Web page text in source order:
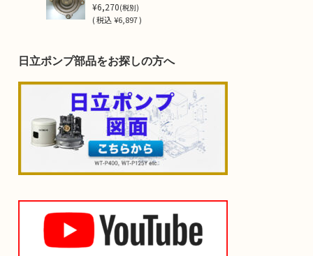
¥6,270(税別)
(税込¥6,897 )
日立ポンプ部品をお探しの方へ